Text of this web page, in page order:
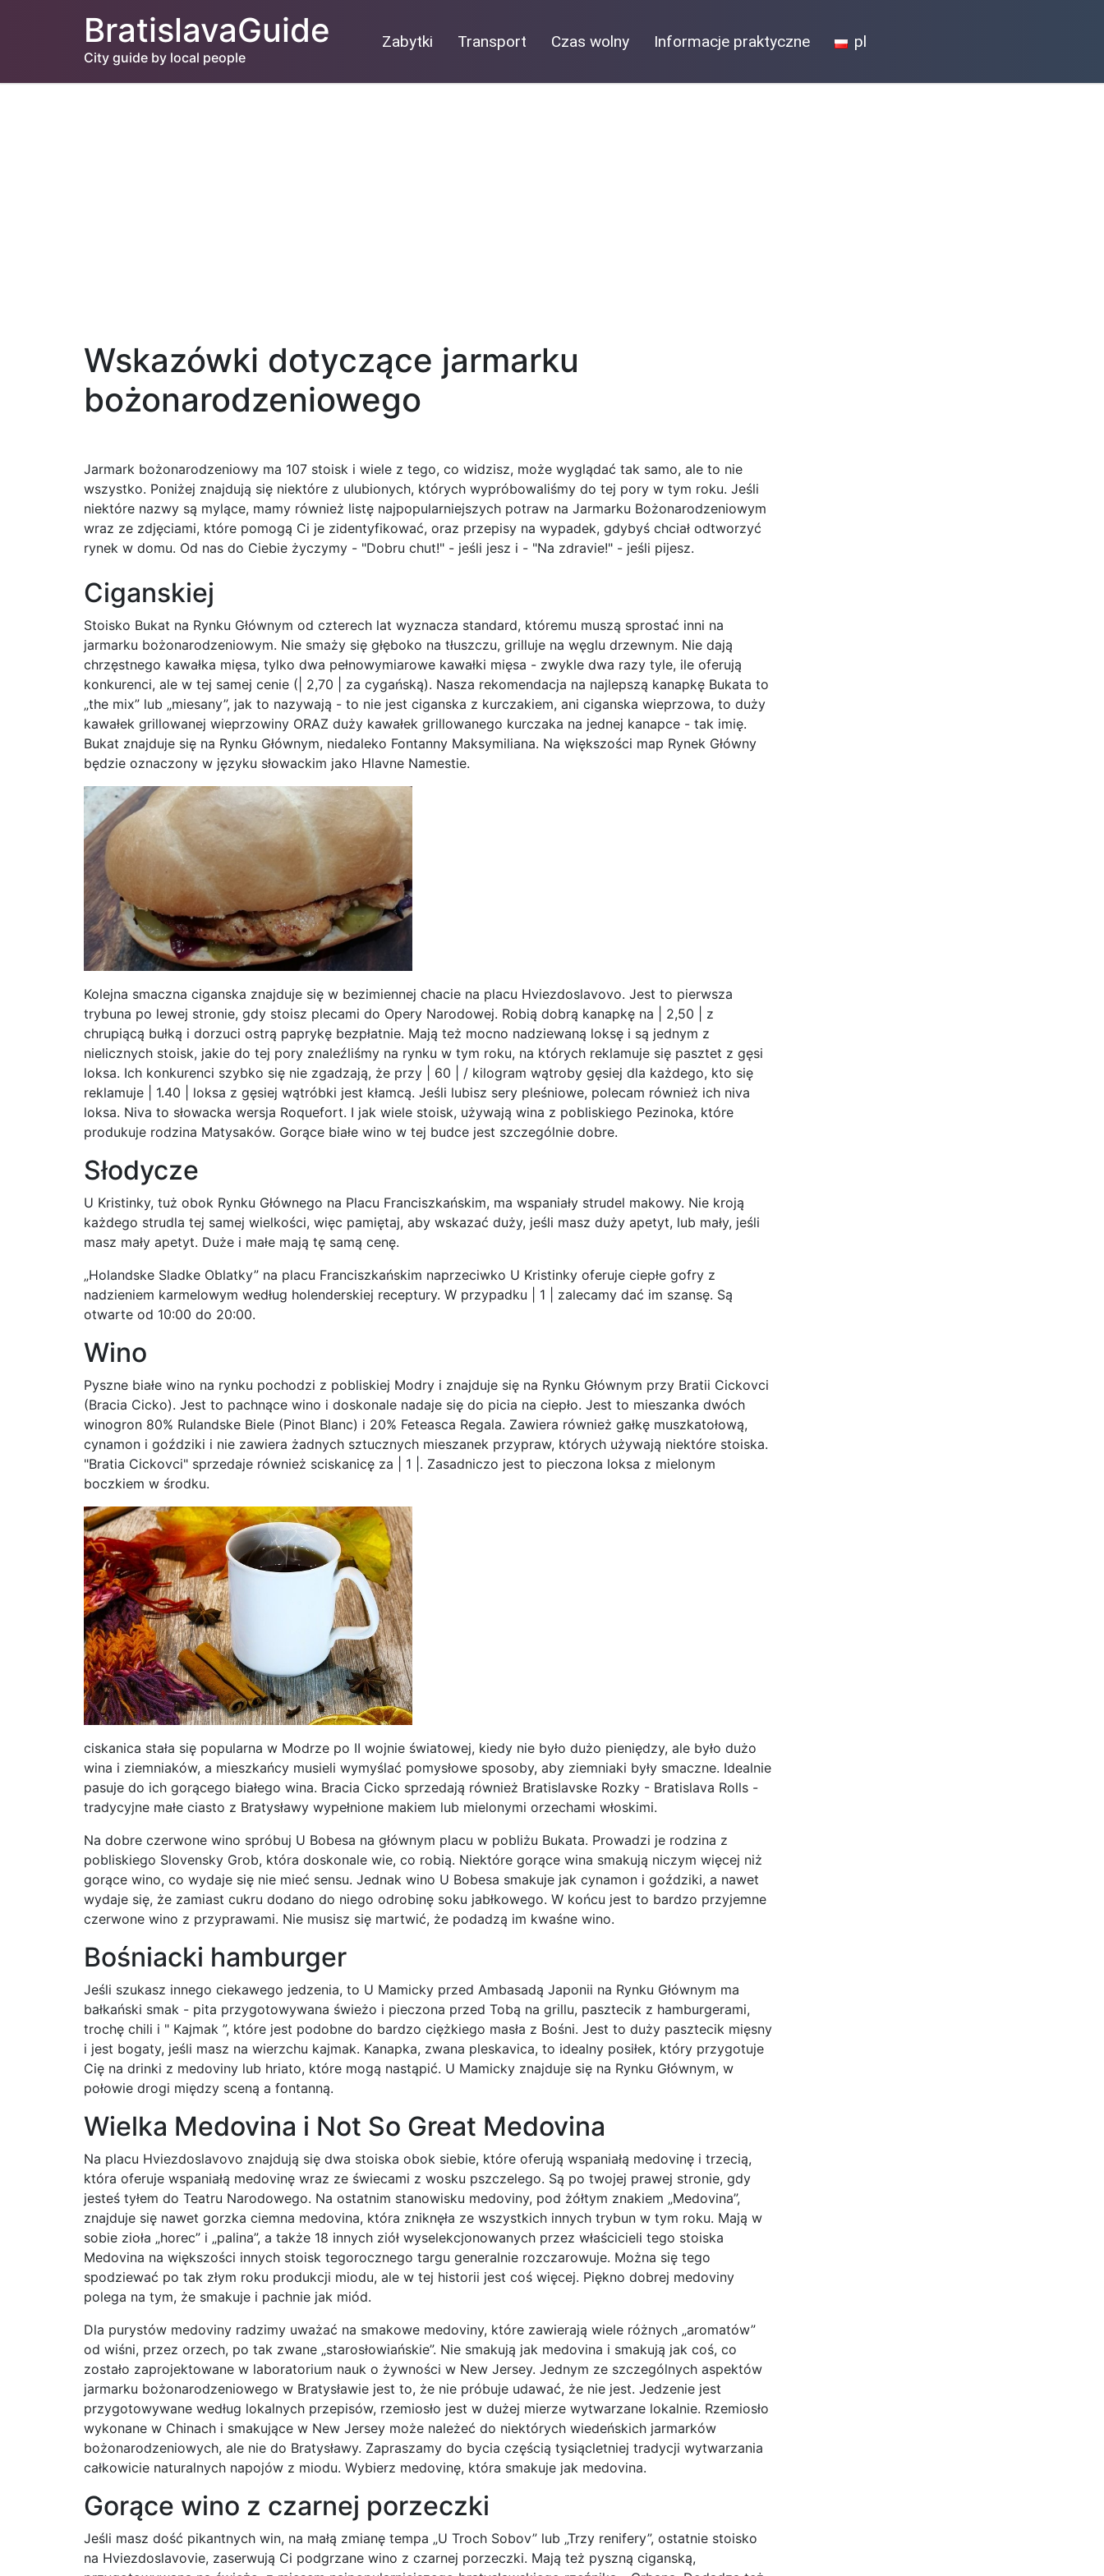
BratislavaGuide
City guide by local people
Zabytki Transport Czas wolny Informacje praktyczne pl
Wskazówki dotyczące jarmarku
bożonarodzeniowego
Jarmark bożonarodzeniowy ma 107 stoisk i wiele z tego, co widzisz, może wyglądać tak samo, ale to nie
wszystko. Poniżej znajdują się niektóre z ulubionych, których wypróbowaliśmy do tej pory w tym roku. Jeśli
niektóre nazwy są mylące, mamy również listę najpopularniejszych potraw na Jarmarku Bożonarodzeniowym
wraz ze zdjęciami, które pomogą Ci je zidentyfikować, oraz przepisy na wypadek, gdybyś chciał odtworzyć
rynek w domu. Od nas do Ciebie życzymy - "Dobru chut!" - jeśli jesz i - "Na zdravie!" - jeśli pijesz.
Ciganskiej
Stoisko Bukat na Rynku Głównym od czterech lat wyznacza standard, któremu muszą sprostać inni na
jarmarku bożonarodzeniowym. Nie smaży się głęboko na tłuszczu, grilluje na węglu drzewnym. Nie dają
chrzęstnego kawałka mięsa, tylko dwa pełnowymiarowe kawałki mięsa - zwykle dwa razy tyle, ile oferują
konkurenci, ale w tej samej cenie (| 2,70 | za cygańską). Nasza rekomendacja na najlepszą kanapkę Bukata to
„the mix” lub „miesany”, jak to nazywają - to nie jest ciganska z kurczakiem, ani ciganska wieprzowa, to duży
kawałek grillowanej wieprzowiny ORAZ duży kawałek grillowanego kurczaka na jednej kanapce - tak imię.
Bukat znajduje się na Rynku Głównym, niedaleko Fontanny Maksymiliana. Na większości map Rynek Główny
będzie oznaczony w języku słowackim jako Hlavne Namestie.
Kolejna smaczna ciganska znajduje się w bezimiennej chacie na placu Hviezdoslavovo. Jest to pierwsza
trybuna po lewej stronie, gdy stoisz plecami do Opery Narodowej. Robią dobrą kanapkę na | 2,50 | z
chrupiącą bułką i dorzuci ostrą paprykę bezpłatnie. Mają też mocno nadziewaną loksę i są jednym z
nielicznych stoisk, jakie do tej pory znaleźliśmy na rynku w tym roku, na których reklamuje się pasztet z gęsi
loksa. Ich konkurenci szybko się nie zgadzają, że przy | 60 | / kilogram wątroby gęsiej dla każdego, kto się
reklamuje | 1.40 | loksa z gęsiej wątróbki jest kłamcą. Jeśli lubisz sery pleśniowe, polecam również ich niva
loksa. Niva to słowacka wersja Roquefort. I jak wiele stoisk, używają wina z pobliskiego Pezinoka, które
produkuje rodzina Matysaków. Gorące białe wino w tej budce jest szczególnie dobre.
Słodycze
U Kristinky, tuż obok Rynku Głównego na Placu Franciszkańskim, ma wspaniały strudel makowy. Nie kroją
każdego strudla tej samej wielkości, więc pamiętaj, aby wskazać duży, jeśli masz duży apetyt, lub mały, jeśli
masz mały apetyt. Duże i małe mają tę samą cenę.
„Holandske Sladke Oblatky” na placu Franciszkańskim naprzeciwko U Kristinky oferuje ciepłe gofry z
nadzieniem karmelowym według holenderskiej receptury. W przypadku | 1 | zalecamy dać im szansę. Są
otwarte od 10:00 do 20:00.
Wino
Pyszne białe wino na rynku pochodzi z pobliskiej Modry i znajduje się na Rynku Głównym przy Bratii Cickovci
(Bracia Cicko). Jest to pachnące wino i doskonale nadaje się do picia na ciepło. Jest to mieszanka dwóch
winogron 80% Rulandske Biele (Pinot Blanc) i 20% Feteasca Regala. Zawiera również gałkę muszkatołową,
cynamon i goździki i nie zawiera żadnych sztucznych mieszanek przypraw, których używają niektóre stoiska.
"Bratia Cickovci" sprzedaje również sciskanicę za | 1 |. Zasadniczo jest to pieczona loksa z mielonym
boczkiem w środku.
ciskanica stała się popularna w Modrze po II wojnie światowej, kiedy nie było dużo pieniędzy, ale było dużo
wina i ziemniaków, a mieszkańcy musieli wymyślać pomysłowe sposoby, aby ziemniaki były smaczne. Idealnie
pasuje do ich gorącego białego wina. Bracia Cicko sprzedają również Bratislavske Rozky - Bratislava Rolls -
tradycyjne małe ciasto z Bratysławy wypełnione makiem lub mielonymi orzechami włoskimi.
Na dobre czerwone wino spróbuj U Bobesa na głównym placu w pobliżu Bukata. Prowadzi je rodzina z
pobliskiego Slovensky Grob, która doskonale wie, co robią. Niektóre gorące wina smakują niczym więcej niż
gorące wino, co wydaje się nie mieć sensu. Jednak wino U Bobesa smakuje jak cynamon i goździki, a nawet
wydaje się, że zamiast cukru dodano do niego odrobinę soku jabłkowego. W końcu jest to bardzo przyjemne
czerwone wino z przyprawami. Nie musisz się martwić, że podadzą im kwaśne wino.
Bośniacki hamburger
Jeśli szukasz innego ciekawego jedzenia, to U Mamicky przed Ambasadą Japonii na Rynku Głównym ma
bałkański smak - pita przygotowywana świeżo i pieczona przed Tobą na grillu, pasztecik z hamburgerami,
trochę chili i " Kajmak ”, które jest podobne do bardzo ciężkiego masła z Bośni. Jest to duży pasztecik mięsny
i jest bogaty, jeśli masz na wierzchu kajmak. Kanapka, zwana pleskavica, to idealny posiłek, który przygotuje
Cię na drinki z medoviny lub hriato, które mogą nastąpić. U Mamicky znajduje się na Rynku Głównym, w
połowie drogi między sceną a fontanną.
Wielka Medovina i Not So Great Medovina
Na placu Hviezdoslavovo znajdują się dwa stoiska obok siebie, które oferują wspaniałą medovinę i trzecią,
która oferuje wspaniałą medovinę wraz ze świecami z wosku pszczelego. Są po twojej prawej stronie, gdy
jesteś tyłem do Teatru Narodowego. Na ostatnim stanowisku medoviny, pod żółtym znakiem „Medovina”,
znajduje się nawet gorzka ciemna medovina, która zniknęła ze wszystkich innych trybun w tym roku. Mają w
sobie zioła „horec” i „palina”, a także 18 innych ziół wyselekcjonowanych przez właścicieli tego stoiska
Medovina na większości innych stoisk tegorocznego targu generalnie rozczarowuje. Można się tego
spodziewać po tak złym roku produkcji miodu, ale w tej historii jest coś więcej. Piękno dobrej medoviny
polega na tym, że smakuje i pachnie jak miód.
Dla purystów medoviny radzimy uważać na smakowe medoviny, które zawierają wiele różnych „aromatów”
od wiśni, przez orzech, po tak zwane „starosłowiańskie”. Nie smakują jak medovina i smakują jak coś, co
zostało zaprojektowane w laboratorium nauk o żywności w New Jersey. Jednym ze szczególnych aspektów
jarmarku bożonarodzeniowego w Bratysławie jest to, że nie próbuje udawać, że nie jest. Jedzenie jest
przygotowywane według lokalnych przepisów, rzemiosło jest w dużej mierze wytwarzane lokalnie. Rzemiosło
wykonane w Chinach i smakujące w New Jersey może należeć do niektórych wiedeńskich jarmarków
bożonarodzeniowych, ale nie do Bratysławy. Zapraszamy do bycia częścią tysiącletniej tradycji wytwarzania
całkowicie naturalnych napojów z miodu. Wybierz medovinę, która smakuje jak medovina.
Gorące wino z czarnej porzeczki
Jeśli masz dość pikantnych win, na małą zmianę tempa „U Troch Sobov” lub „Trzy renifery”, ostatnie stoisko
na Hviezdoslavovie, zaserwują Ci podgrzane wino z czarnej porzeczki. Mają też pyszną ciganską,